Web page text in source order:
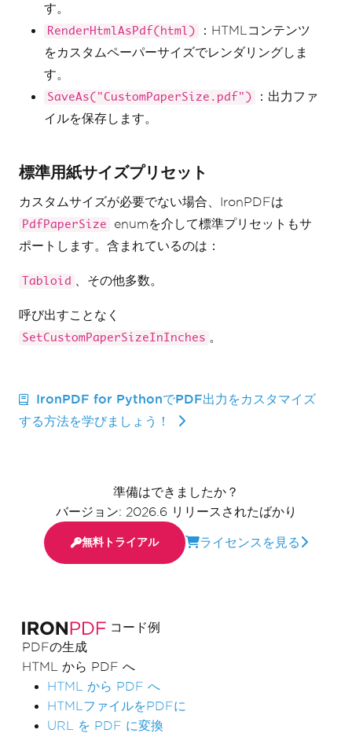
コード例
PDFの生成
HTML から PDF へ
HTML から PDF へ
HTMLファイルをPDFに
URL を PDF に変換
す。
RenderHtmlAsPdf(html)
：HTMLコンテンツ
をカスタムペーパーサイズでレンダリングしま
す。
SaveAs("CustomPaperSize.pdf")
：出力ファ
イルを保存します。
標準用紙サイズプリセット
カスタムサイズが必要でない場合、IronPDFは
PdfPaperSize
enumを介して標準プリセットもサ
ポートします。含まれているのは：
Tabloid 、その他多数。
呼び出すことなく
SetCustomPaperSizeInInches 。
IronPDF for PythonでPDF出力をカスタマイズ
する方法を学びましょう！
準備はできましたか？
バージョン: 2026.6 リリースされたばかり
無料トライアル ライセンスを見る